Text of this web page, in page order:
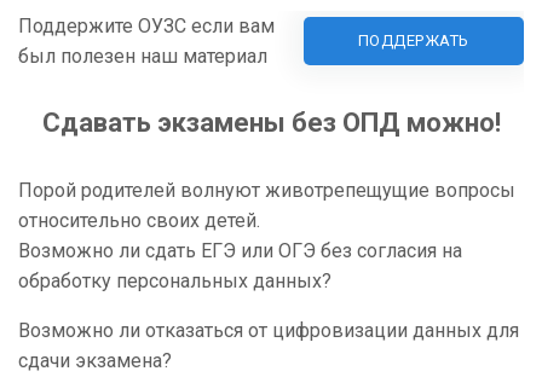
Поддержите ОУЗС если вам
был полезен наш материал
ПОДДЕРЖАТЬ
Сдавать экзамены без ОПД можно!
Порой родителей волнуют животрепещущие вопросы
относительно своих детей.
Возможно ли сдать ЕГЭ или ОГЭ без согласия на
обработку персональных данных?
Возможно ли отказаться от цифровизации данных для
сдачи экзамена?